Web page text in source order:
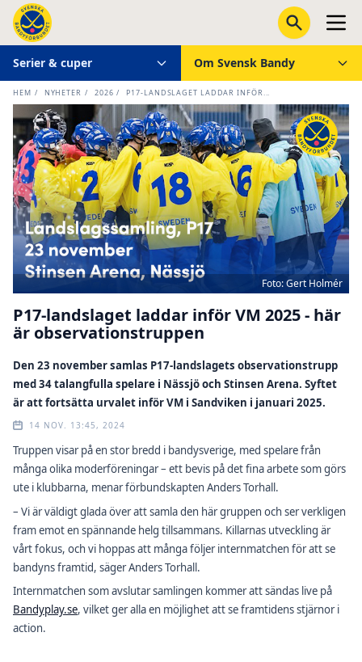
Serier & cuper Om Svensk Bandy
HEM / NYHETER / 2026 / P17-LANDSLAGET LADDAR INFÖR...
Foto: Gert Holmér
P17-landslaget laddar inför VM 2025 - här
är observationstruppen
Den 23 november samlas P17-landslagets observationstrupp
med 34 talangfulla spelare i Nässjö och Stinsen Arena. Syftet
är att fortsätta urvalet inför VM i Sandviken i januari 2025.
14 NOV. 13:45, 2024
Truppen visar på en stor bredd i bandysverige, med spelare från
många olika moderföreningar – ett bevis på det fina arbete som görs
ute i klubbarna, menar förbundskapten Anders Torhall.
– Vi är väldigt glada över att samla den här gruppen och ser verkligen
fram emot en spännande helg tillsammans. Killarnas utveckling är
vårt fokus, och vi hoppas att många följer internmatchen för att se
bandyns framtid, säger Anders Torhall.
Internmatchen som avslutar samlingen kommer att sändas live på
Bandyplay.se, vilket ger alla en möjlighet att se framtidens stjärnor i
action.